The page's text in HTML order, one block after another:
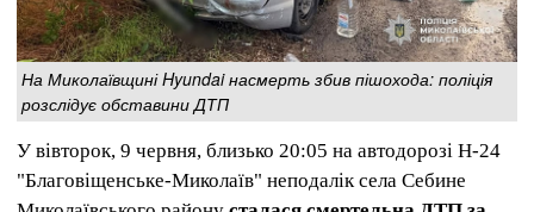
На Миколаївщині Hyundai насмерть збив пішохода: поліція
розслідує обставини ДТП
У вівторок, 9 червня, близько 20:05 на автодорозі Н-24
"Благовіщенське-Миколаїв" неподалік села Себине